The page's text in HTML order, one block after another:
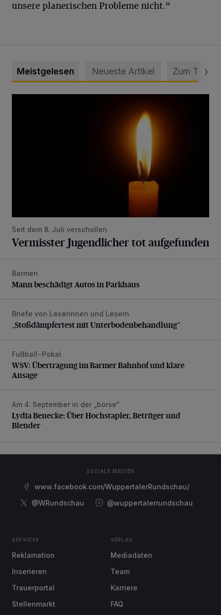
unsere planerischen Probleme nicht.“
Meistgelesen Neueste Artikel Zum Thema
Seit dem 8. Juli verschollen
Vermisster Jugendlicher tot aufgefunden
Mann beschädigt Autos in Parkhaus
Barmen
Mann beschädigt Autos in Parkhaus
„Stoßdämpfertest mit Unterbodenbehandlung“
Briefe von Leserinnen und Lesern
„Stoßdämpfertest mit Unterbodenbehandlung“
WSV: Übertragung im Barmer Bahnhof und klare Ansage
Fußball-Pokal
WSV: Übertragung im Barmer Bahnhof und klare
Ansage
Lydia Benecke: Über Hochstapler, Betrüger und Blender
Am 4. September in der „börse“
Lydia Benecke: Über Hochstapler, Betrüger und
Blender
SOZIALE MEDIEN
www.facebook.com/WuppertalerRundschau/
@WRundschau
@wuppertalerrundschau
SERVICES
Reklamation
Inserieren
Trauerportal
Stellenmarkt
VERLAG
Mediadaten
Team
Karriere
FAQ